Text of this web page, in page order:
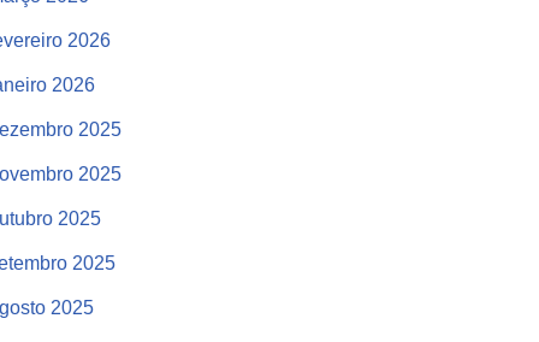
2026
2026
2025
2025
2025
2025
2025